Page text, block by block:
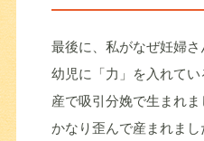
最後に、私がなぜ妊婦
幼児に「力」を入れて
産で吸引分娩で生まれ
かなり歪んで産まれまし